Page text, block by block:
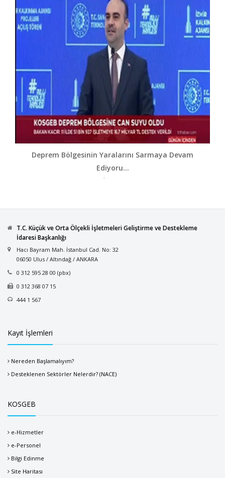
Deprem Bölgesinin Yaralarını Sarmaya Devam
Ediyoru...
Deprem bölgesindeki KOBİ'leri yeniden ayağa kaldırmak için
T.C. Küçük ve Orta Ölçekli İşletmeleri Geliştirme ve Destekleme
İdaresi Başkanlığı
Hacı Bayram Mah. İstanbul Cad. No: 32
06050 Ulus / Altındağ / ANKARA
0 312 595 28 00 (pbx)
0 312 368 07 15
444 1 567
Kayıt İşlemleri
Nereden Başlamalıyım?
Desteklenen Sektörler Nelerdir? (NACE)
KOSGEB
e-Hizmetler
e-Personel
Bilgi Edinme
Site Haritası